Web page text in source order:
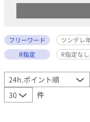
フリーワード
ツンデレ
R指定
R指定なし
件